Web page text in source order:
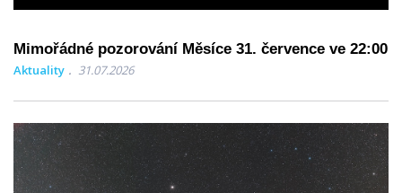
Mimořádné pozorování Měsíce 31. července ve 22:00
Aktuality 31.07.2026